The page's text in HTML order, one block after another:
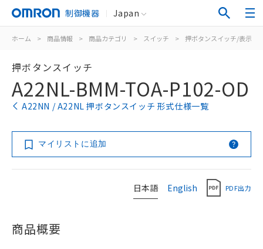
制御機器 Japan
ホーム > 商品情報 > 商品カテゴリ > スイッチ > 押ボタンスイッチ/表示灯
押ボタンスイッチ
A22NL-BMM-TOA-P102-OD
A22NN / A22NL 押ボタンスイッチ 形式仕様一覧
マイリストに追加
日本語 English PDF出力
商品概要